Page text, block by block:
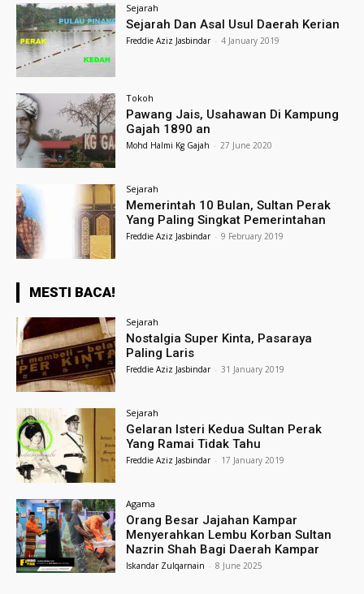
Sejarah
Sejarah Dan Asal Usul Daerah Kerian
Freddie Aziz Jasbindar - 4 January 2019
Tokoh
Pawang Jais, Usahawan Di Kampung
Gajah 1890 an
Mohd Halmi Kg Gajah - 27 June 2020
Sejarah
Memerintah 10 Bulan, Sultan Perak
Yang Paling Singkat Pemerintahan
Freddie Aziz Jasbindar - 9 February 2019
MESTI BACA!
Sejarah
Nostalgia Super Kinta, Pasaraya
Paling Laris
Freddie Aziz Jasbindar - 31 January 2019
Sejarah
Gelaran Isteri Kedua Sultan Perak
Yang Ramai Tidak Tahu
Freddie Aziz Jasbindar - 17 January 2019
Agama
Orang Besar Jajahan Kampar
Menyerahkan Lembu Korban Sultan
Nazrin Shah Bagi Daerah Kampar
Iskandar Zulqarnain - 8 June 2025